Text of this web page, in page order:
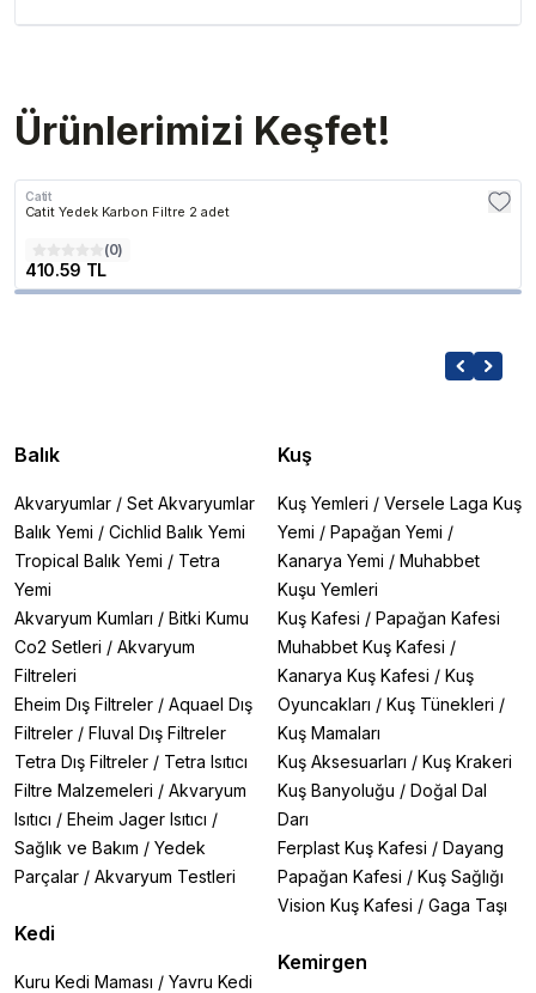
Ürünlerimizi Keşfet!
Catit
Catit Yedek Karbon Filtre 2 adet
(0)
410.59 TL
Balık
Akvaryumlar / Set Akvaryumlar
Balık Yemi / Cichlid Balık Yemi
Tropical Balık Yemi / Tetra
Yemi
Akvaryum Kumları / Bitki Kumu
Co2 Setleri / Akvaryum
Filtreleri
Eheim Dış Filtreler / Aquael Dış
Filtreler / Fluval Dış Filtreler
Tetra Dış Filtreler / Tetra Isıtıcı
Filtre Malzemeleri / Akvaryum
Isıtıcı / Eheim Jager Isıtıcı /
Sağlık ve Bakım / Yedek
Parçalar / Akvaryum Testleri
Kedi
Kuru Kedi Maması / Yavru Kedi
Kuş
Kuş Yemleri / Versele Laga Kuş
Yemi / Papağan Yemi /
Kanarya Yemi / Muhabbet
Kuşu Yemleri
Kuş Kafesi / Papağan Kafesi
Muhabbet Kuş Kafesi /
Kanarya Kuş Kafesi / Kuş
Oyuncakları / Kuş Tünekleri /
Kuş Mamaları
Kuş Aksesuarları / Kuş Krakeri
Kuş Banyoluğu / Doğal Dal
Darı
Ferplast Kuş Kafesi / Dayang
Papağan Kafesi / Kuş Sağlığı
Vision Kuş Kafesi / Gaga Taşı
Kemirgen